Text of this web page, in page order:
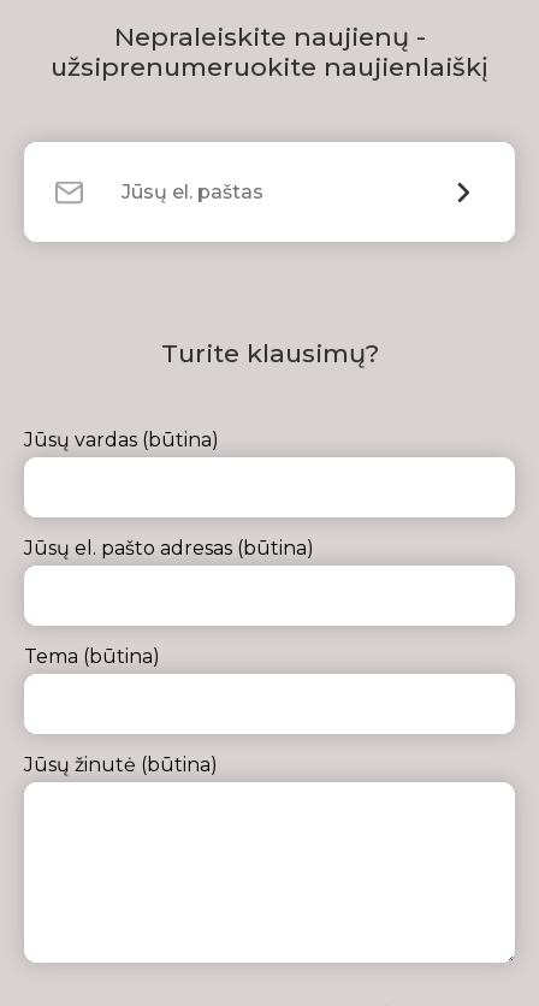
Nepraleiskite naujienų -
užsiprenumeruokite naujienlaiškį
Turite klausimų?
Jūsų vardas (būtina)
Jūsų el. pašto adresas (būtina)
Tema (būtina)
Jūsų žinutė (būtina)